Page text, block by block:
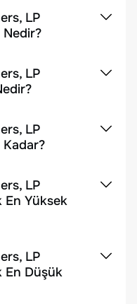
LP
Nedir?
LP
LP
Kadar?
LP
En Yüksek
LP
En Düşük